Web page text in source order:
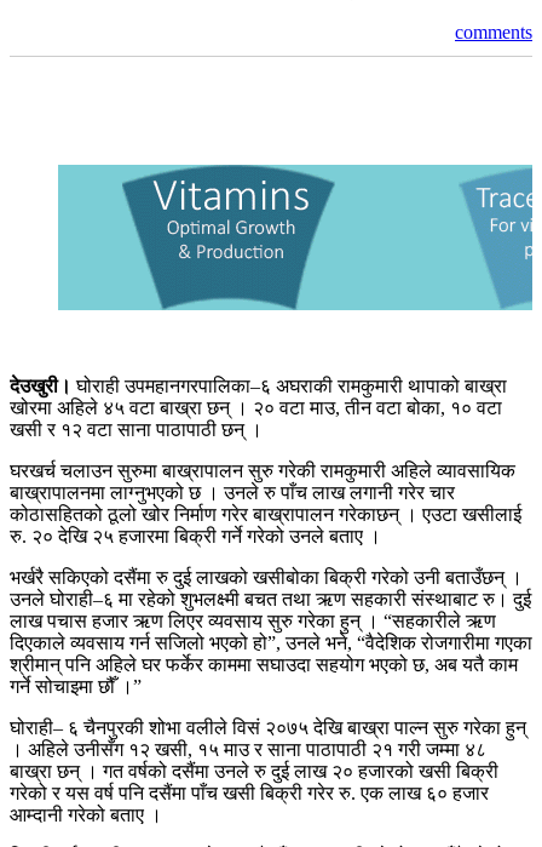
comments
देउखुरी। घोराही उपमहानगरपालिका–६ अघराकी रामकुमारी थापाको बाख्रा
खोरमा अहिले ४५ वटा बाख्रा छन् । २० वटा माउ, तीन वटा बोका, १० वटा
खसी र १२ वटा साना पाठापाठी छन् ।
घरखर्च चलाउन सुरुमा बाख्रापालन सुरु गरेकी रामकुमारी अहिले व्यावसायिक
बाख्रापालनमा लाग्नुभएको छ । उनले रु पाँच लाख लगानी गरेर चार
कोठासहितको ठूलो खोर निर्माण गरेर बाख्रापालन गरेकाछन् । एउटा खसीलाई
रु. २० देखि २५ हजारमा बिक्री गर्ने गरेको उनले बताए ।
भर्खरै सकिएको दसैंमा रु दुई लाखको खसीबोका बिक्री गरेको उनी बताउँछन् ।
उनले घोराही–६ मा रहेको शुभलक्ष्मी बचत तथा ऋण सहकारी संस्थाबाट रु। दुई
लाख पचास हजार ऋण लिएर व्यवसाय सुरु गरेका हुन् । “सहकारीले ऋण
दिएकाले व्यवसाय गर्न सजिलो भएको हो”, उनले भने, “वैदेशिक रोजगारीमा गएका
श्रीमान् पनि अहिले घर फर्केर काममा सघाउदा सहयोग भएको छ, अब यतै काम
गर्ने सोचाइमा छौँ ।”
घोराही– ६ चैनपुरकी शोभा वलीले विसं २०७५ देखि बाख्रा पाल्न सुरु गरेका हुन्
। अहिले उनीसँग १२ खसी, १५ माउ र साना पाठापाठी २१ गरी जम्मा ४८
बाख्रा छन् । गत वर्षको दसैंमा उनले रु दुई लाख २० हजारको खसी बिक्री
गरेको र यस वर्ष पनि दसैंमा पाँच खसी बिक्री गरेर रु. एक लाख ६० हजार
आम्दानी गरेको बताए ।